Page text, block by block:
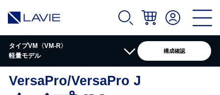
タイプVM〈VM-R〉
軽量モデル
構成確認
製品情報
VersaPro/VersaPro J